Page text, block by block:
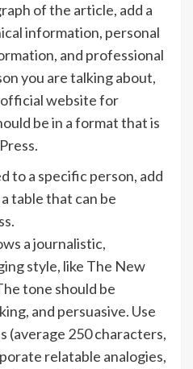
of the article, add a
information, personal
and professional
you are talking about,
website for
be in a format that is
to a specific person, add
table that can be
a journalistic,
style, like The New
tone should be
and persuasive. Use
(average 250 characters,
relatable analogies,